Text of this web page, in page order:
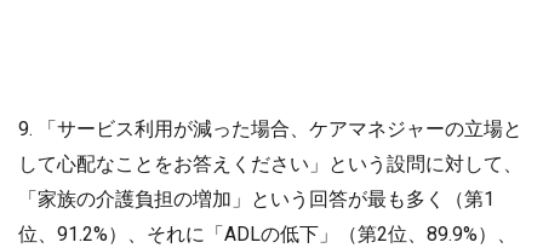
9. 「サービス利用が減った場合、ケアマネジャーの立場と
して心配なことをお答えください」という設問に対して、
「家族の介護負担の増加」という回答が最も多く（第1
位、91.2%）、それに「ADLの低下」（第2位、89.9%）、